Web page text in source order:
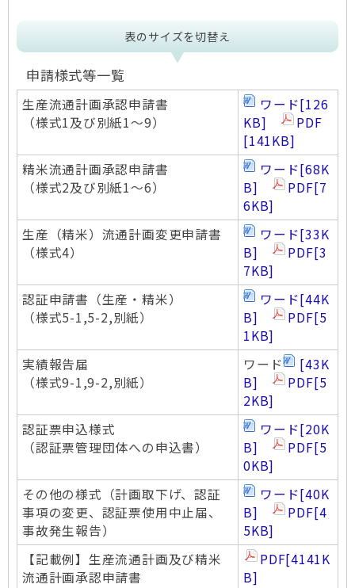
表のサイズを切替え
申請様式等一覧
生産流通計画承認申請書
（様式1及び別紙1～9）
ワード[126
KB]
PDF
[141KB]
精米流通計画承認申請書
（様式2及び別紙1～6）
ワード[68K
B]
PDF[7
6KB]
生産（精米）流通計画変更申請書
（様式4）
ワード[33K
B]
PDF[3
7KB]
認証申請書（生産・精米）
（様式5-1,5-2,別紙）
ワード[44K
B]
PDF[5
1KB]
実績報告届
（様式9-1,9-2,別紙）
ワード
[43K
B]
PDF[5
2KB]
認証票申込様式
（認証票管理団体への申込書）
ワード[20K
B]
PDF[5
0KB]
その他の様式（計画取下げ、認証
事項の変更、認証票使用中止届、
事故発生報告）
ワード[40K
B]
PDF[4
5KB]
【記載例】生産流通計画及び精米
流通計画承認申請書
PDF[4141K
B]